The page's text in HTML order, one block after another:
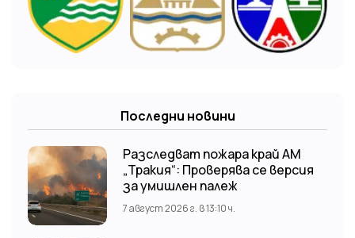
Последни новини
Разследват пожара край АМ
„Тракия“: Проверява се версия
за умишлен палеж
7 август 2026 г. в 13:10 ч.